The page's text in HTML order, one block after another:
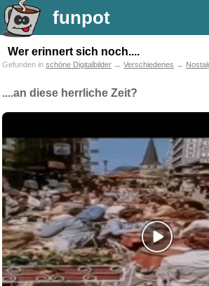
funpot
Wer erinnert sich noch....
Gefunden in schöne Digitalbilder → Verschiedenes →
....an diese herrliche Zeit?